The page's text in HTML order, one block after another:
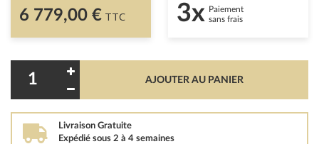
6 779,00 € TTC 3x Paiement
sans frais
AJOUTER AU PANIER
Livraison Gratuite
Expédié sous 2 à 4 semaines